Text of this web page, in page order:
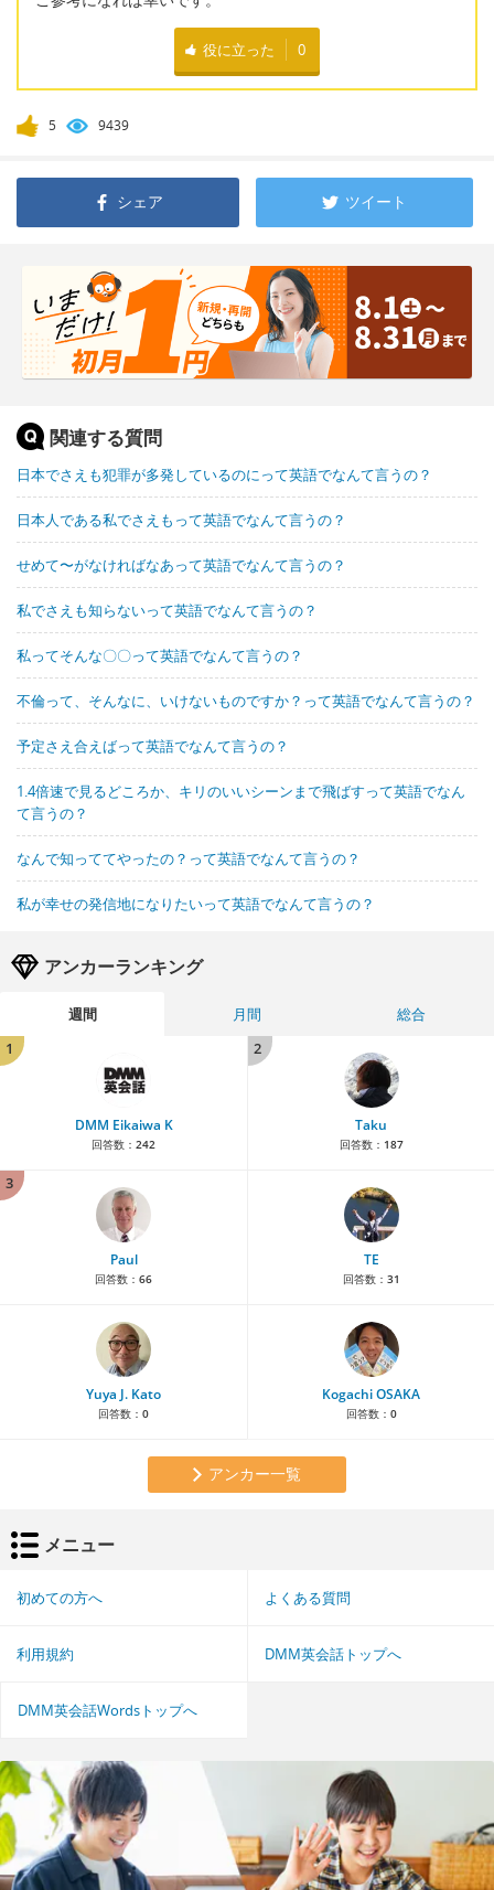
役に立った 0
5 9439
シェア ツイート
関連する質問
日本でさえも犯罪が多発しているのにって英語でなんて言うの？
日本人である私でさえもって英語でなんて言うの？
せめて〜がなければなあって英語でなんて言うの？
私でさえも知らないって英語でなんて言うの？
私ってそんな〇〇って英語でなんて言うの？
不倫って、そんなに、いけないものですか？って英語でなんて言うの？
予定さえ合えばって英語でなんて言うの？
1.4倍速で見るどころか、キリのいいシーンまで飛ばすって英語でなん
て言うの？
なんで知っててやったの？って英語でなんて言うの？
私が幸せの発信地になりたいって英語でなんて言うの？
アンカーランキング
週間 月間
総合
1
DMM Eikaiwa K
回答数： 242
2
Taku
回答数： 187
3
Paul
回答数： 66
TE
回答数： 31
Yuya J. Kato
回答数： 0
Kogachi OSAKA
回答数： 0
アンカー一覧
メニュー
初めての方へ よくある質問
利用規約 DMM英会話トップへ
DMM英会話Wordsトップへ